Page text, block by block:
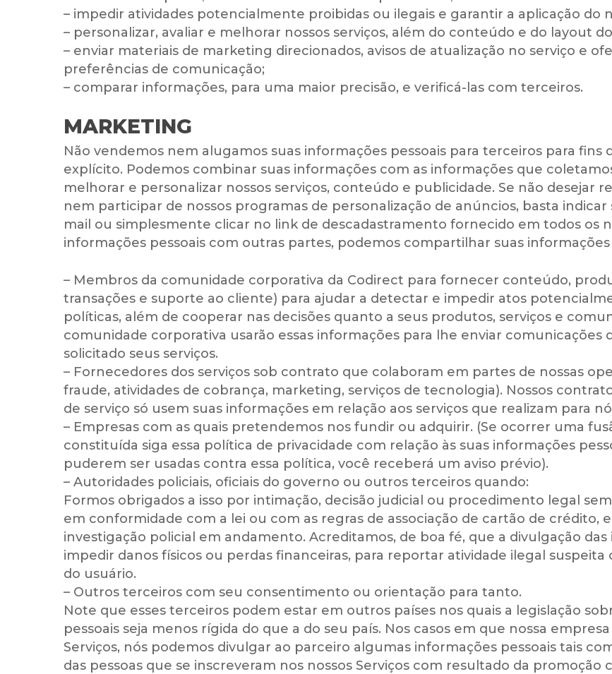
– impedir atividades potencialmente proibidas ou ilegais e garantir a aplicação do
– personalizar, avaliar e melhorar nossos serviços, além do conteúdo e do layout
– enviar materiais de marketing direcionados, avisos de atualização no serviço e
preferências de comunicação;
– comparar informações, para uma maior precisão, e verificá-las com terceiros.
MARKETING
Não vendemos nem alugamos suas informações pessoais para terceiros para
explícito. Podemos combinar suas informações com as informações que
melhorar e personalizar nossos serviços, conteúdo e publicidade. Se não desejar
nem participar de nossos programas de personalização de anúncios, basta
mail ou simplesmente clicar no link de descadastramento fornecido em todos os
informações pessoais com outras partes, podemos compartilhar suas informações
– Membros da comunidade corporativa da Codirect para fornecer conteúdo,
transações e suporte ao cliente) para ajudar a detectar e impedir atos
políticas, além de cooperar nas decisões quanto a seus produtos, serviços e
comunidade corporativa usarão essas informações para lhe enviar comunicações
solicitado seus serviços.
– Fornecedores dos serviços sob contrato que colaboram em partes de nossas
fraude, atividades de cobrança, marketing, serviços de tecnologia). Nossos
de serviço só usem suas informações em relação aos serviços que realizam para
– Empresas com as quais pretendemos nos fundir ou adquirir. (Se ocorrer uma
constituída siga essa política de privacidade com relação às suas informações
puderem ser usadas contra essa política, você receberá um aviso prévio).
– Autoridades policiais, oficiais do governo ou outros terceiros quando:
Formos obrigados a isso por intimação, decisão judicial ou procedimento legal
em conformidade com a lei ou com as regras de associação de cartão de crédito,
investigação policial em andamento. Acreditamos, de boa fé, que a divulgação
impedir danos físicos ou perdas financeiras, para reportar atividade ilegal
do usuário.
– Outros terceiros com seu consentimento ou orientação para tanto.
Note que esses terceiros podem estar em outros países nos quais a legislação
pessoais seja menos rígida do que a do seu país. Nos casos em que nossa
Serviços, nós podemos divulgar ao parceiro algumas informações pessoais tais
das pessoas que se inscreveram nos nossos Serviços com resultado da